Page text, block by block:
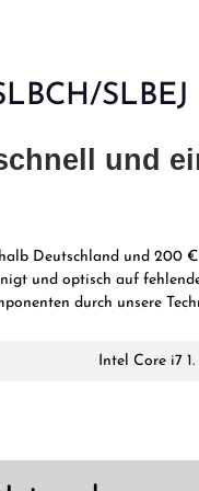
SLBEJ
und
Deutschland und 200
und optisch auf
durch unsere
Intel Core i7